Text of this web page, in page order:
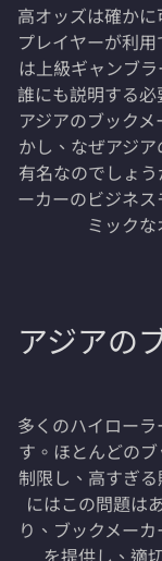
高オッズは確か
プレイヤーが利
は上級ギャンブ
誰にも説明する
アジアのブック
かし、なぜアジ
有名なのでしょ
ーカーのビジネ
ミック
アジアの
多くのハイロー
す。ほとんどの
制限し、高すぎ
にはこの問題は
り、ブックメー
を提供し、適